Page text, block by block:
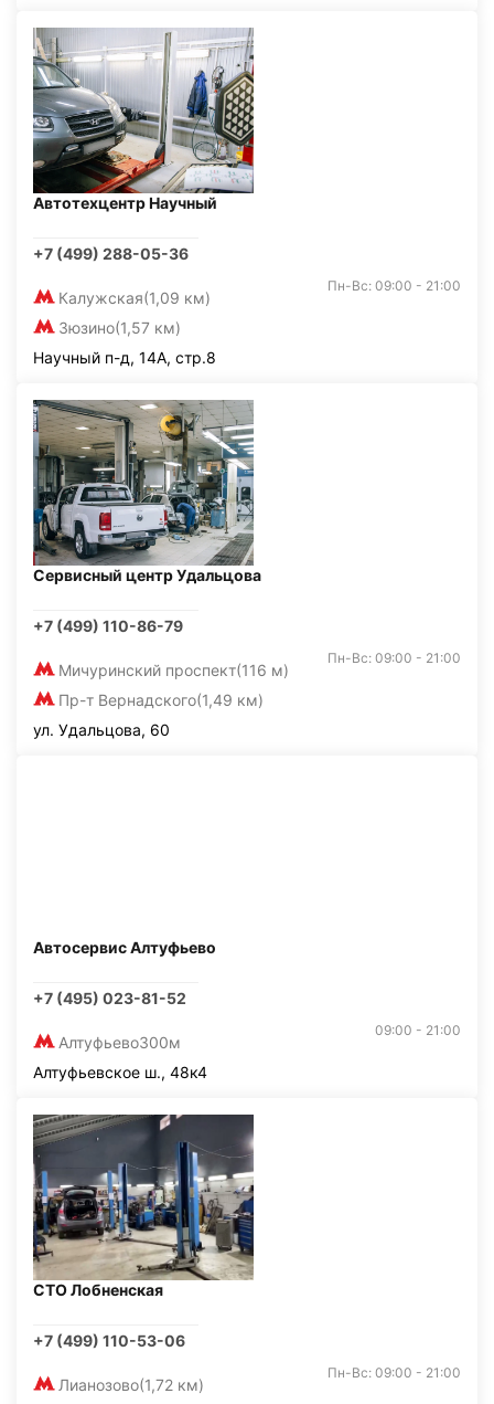
Автотехцентр Научный
+7 (499) 288-05-36
Калужская(1,09 км)
Зюзино(1,57 км)
Пн-Вс: 09:00 - 21:00
Научный п-д, 14А, стр.8
Сервисный центр Удальцова
+7 (499) 110-86-79
Мичуринский проспект(116 м)
Пр-т Вернадского(1,49 км)
Пн-Вс: 09:00 - 21:00
ул. Удальцова, 60
Автосервис Алтуфьево
+7 (495) 023-81-52
Алтуфьево300м
09:00 - 21:00
Алтуфьевское ш., 48к4
СТО Лобненская
+7 (499) 110-53-06
Лианозово(1,72 км)
Пн-Вс: 09:00 - 21:00